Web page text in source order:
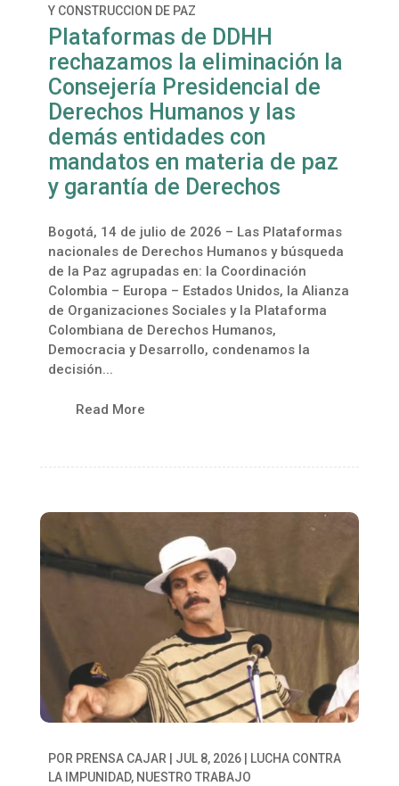
Y CONSTRUCCION DE PAZ
Plataformas de DDHH
rechazamos la eliminación la
Consejería Presidencial de
Derechos Humanos y las
demás entidades con
mandatos en materia de paz
y garantía de Derechos
Bogotá, 14 de julio de 2026 – Las Plataformas
nacionales de Derechos Humanos y búsqueda
de la Paz agrupadas en: la Coordinación
Colombia – Europa – Estados Unidos, la Alianza
de Organizaciones Sociales y la Plataforma
Colombiana de Derechos Humanos,
Democracia y Desarrollo, condenamos la
decisión...
Read More
POR PRENSA CAJAR| JUL 8, 2026|
LUCHA CONTRA
LA IMPUNIDAD, NUESTRO TRABAJO